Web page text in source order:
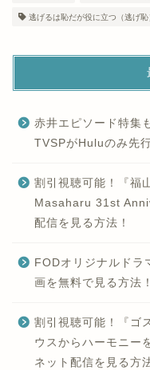
逃げるは恥だが役に立つ（逃げ恥
赤井エピソード特集
TVSPがHuluのみ先
割引視聴可能！『福
Masaharu 31st
配信を見る方法！
FODオリジナルドラ
画を無料で見る方法
割引視聴可能！『ゴ
ウスからハーモニー
ネット配信を見る方